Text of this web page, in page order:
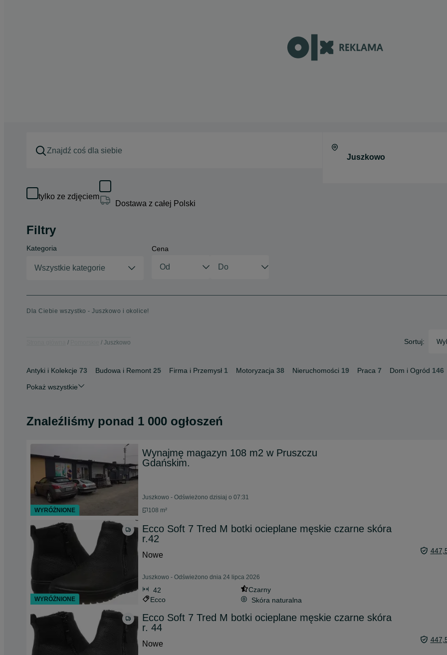
tylko ze zdjęciem
Dostawa z całej Polski
Filtry
Kategoria
Wszystkie kategorie
Cena
Dla Ciebie wszystko - Juszkowo i okolice!
Juszkowo Sortuj:
Antyki i Kolekcje 73 Budowa i Remont 25 Firma i Przemysł 1 Motoryzacja 38 Nieruchomości 19 Praca 7 Dom i Ogród 146
Pokaż wszystkie
Znaleźliśmy ponad 1 000 ogłoszeń
Wynajmę magazyn 108 m2 w Pruszczu
Gdańskim.
Juszkowo - Odświeżono dzisiaj o 07:31
108 m²
Ecco Soft 7 Tred M botki ocieplane męskie czarne skóra
r.42
Nowe
Juszkowo - Odświeżono dnia 24 lipca 2026
42
Czarny
Ecco
Skóra naturalna
Ecco Soft 7 Tred M botki ocieplane męskie czarne skóra
r. 44
Nowe
WYRÓŻNIONE
WYRÓŻNIONE